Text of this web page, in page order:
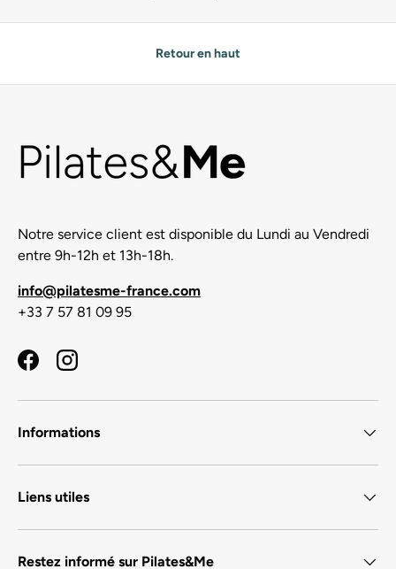
Retour en haut
Notre service client est disponible du Lundi au Vendredi
entre 9h-12h et 13h-18h.
info@pilatesme-france.com
+33 7 57 81 09 95
FacebookInstagram
Informations
Liens utiles
Restez informé sur Pilates&Me